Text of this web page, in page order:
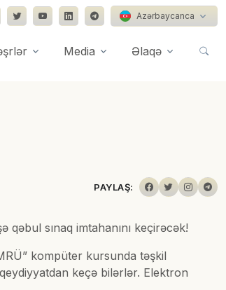
Azərbaycanca
Media Əlaqə
PAYLAŞ:
sınaq imtahanını keçirəcək!
kompüter kursunda təşkil
keçə bilərlər. Elektron